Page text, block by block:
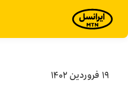
۱۹ فروردين ۱۴۰۲